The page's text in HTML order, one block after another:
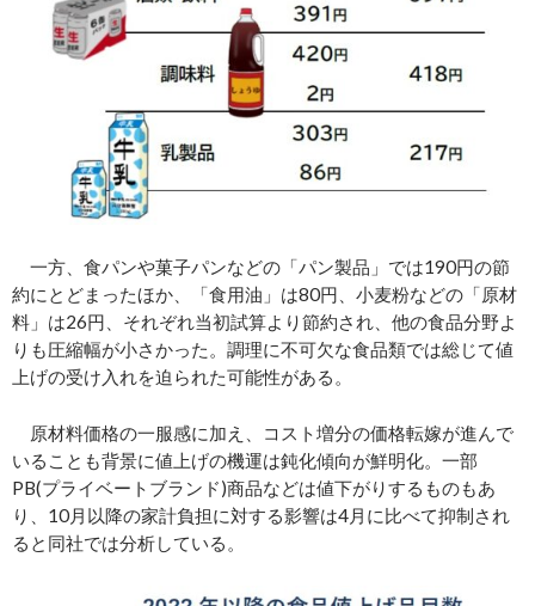
一方、食パンや菓子パンなどの「パン製品」では190円の節
約にとどまったほか、「食用油」は80円、小麦粉などの「原材
料」は26円、それぞれ当初試算より節約され、他の食品分野よ
りも圧縮幅が小さかった。調理に不可欠な食品類では総じて値
上げの受け入れを迫られた可能性がある。
原材料価格の一服感に加え、コスト増分の価格転嫁が進んで
いることも背景に値上げの機運は鈍化傾向が鮮明化。一部
PB(プライベートブランド)商品などは値下がりするものもあ
り、10月以降の家計負担に対する影響は4月に比べて抑制され
ると同社では分析している。